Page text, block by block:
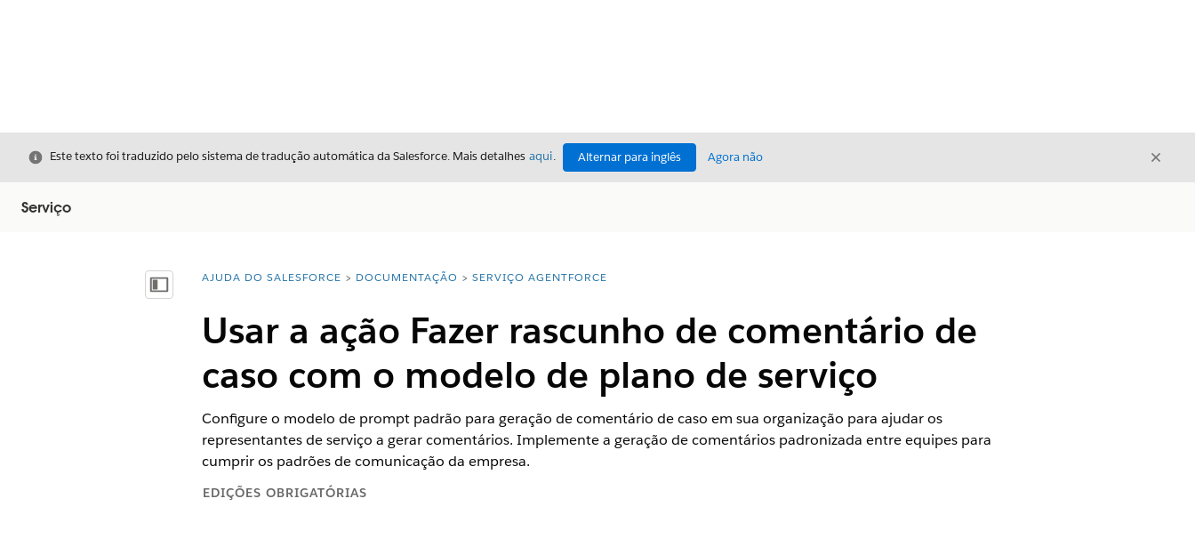
Fechar
Este texto foi traduzido pelo sistema de tradução automática da Salesforce. Mais detalhes aqui. Alternar para inglês Agora não Fechar
Serviço
Mostrar índiceVocê está aqui:
AJUDA DO SALESFORCE DOCUMENTAÇÃO SERVIÇO AGENTFORCE
Usar a ação Fazer rascunho de comentário de
caso com o modelo de plano de serviço
Configure o modelo de prompt padrão para geração de comentário de caso em sua organização para ajudar os
representantes de serviço a gerar comentários. Implemente a geração de comentários padronizada entre equipes para
cumprir os padrões de comunicação da empresa.
EDIÇÕES OBRIGATÓRIAS